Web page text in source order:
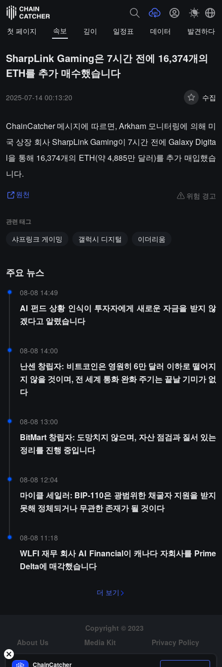
첫 페이지 속보 깊이 일정표 데이터 발견하다
SharpLink Gaming은 7시간 전에 16,374개의
ETH를 추가 매수했습니다
2025-07-14 00:13:20 수집
ChainCatcher 메시지에 따르면, Arkham 모니터링에 의해 미
국 상장 회사 SharpLink Gaming이 7시간 전에 Galaxy Digita
l을 통해 16,374개의 ETH(약 4,885만 달러)를 추가 매입했습
니다.
원천 위험 경고
관련 태그
샤프링크 게이밍 갤럭시 디지털 이더리움
주요 뉴스
08-08 14:49
AI 펀드 상황 인식이 투자자에게 새로운 자금을 받지 않
겠다고 알렸습니다
08-08 14:00
난센 창립자: 비트코인은 영원히 6만 달러 이하로 떨어지
지 않을 것이며, 전 세계 통화 완화 주기는 끝날 기미가 없
다
08-08 13:00
BitMart 창립자: 도망치지 않으며, 자산 점검과 질서 있는
정리를 진행 중입니다
08-08 12:04
마이클 세일러: BIP-110은 광범위한 채굴자 지원을 받지
못해 정체되거나 무관한 존재가 될 것이다
08-08 11:18
WLFI 재무 회사 AI Financial이 캐나다 자회사를 Prime
Delta에 매각했습니다
더 보기
Copyright © 2023
About Us
Media Kit
Privacy Policy
Risk Warning
Hiring
ChainCatcher